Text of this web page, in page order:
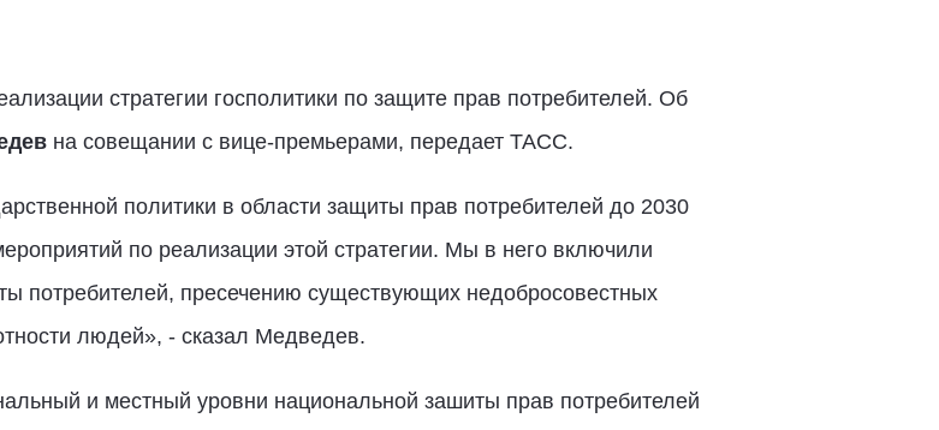
стратегии госполитики по защите прав потребителей. Об
на совещании с вице-премьерами, передает ТАСС.
политики в области защиты прав потребителей до 2030
по реализации этой стратегии. Мы в него включили
потребителей, пресечению существующих недобросовестных
людей», - сказал Медведев.
и местный уровни национальной зашиты прав потребителей